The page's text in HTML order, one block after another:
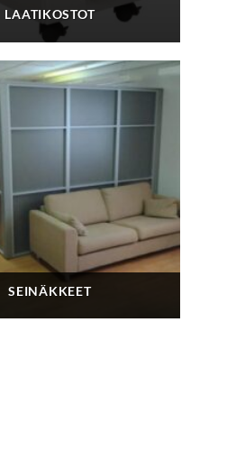
LAATIKOSTOT
SEINÄKKEET